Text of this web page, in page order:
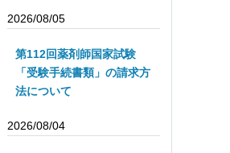
2026/08/05
第112回薬剤師国家試験
「受験手続書類」の請求方
法について
2026/08/04